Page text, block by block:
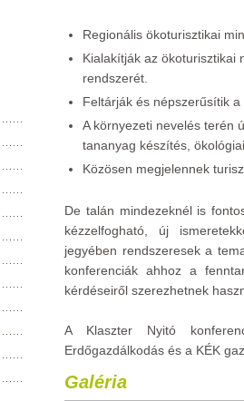
Regionális ökoturisztikai
Kialakítják az ökoturisztikai
rendszerét.
Feltárják és népszerűsítik
A környezeti nevelés terén
tananyag készítés,
Közösen megjelennek
De talán mindezeknél is
kézzelfogható, új
jegyében rendszeresek a
konferenciák ahhoz a
kérdéseiről szerezhetnek
A Klaszter Nyitó
Erdőgazdálkodás és a KÉK
Galéria